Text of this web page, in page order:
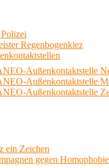
Regenbogenkiez
Außenkontaktstelle
Außenkontaktstelle
Außenkontaktstelle
ein Zeichen
gegen